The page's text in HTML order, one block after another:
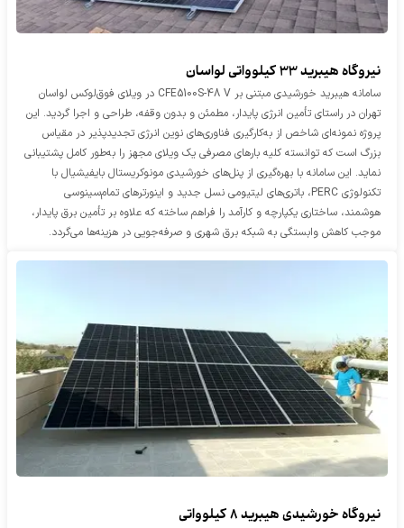
نیروگاه هیبرید 33 کیلوواتی لواسان
سامانه هیبرید خورشیدی مبتنی بر CFE5100S-48 V در ویلای فوق‌لوکس لواسان
تهران در راستای تأمین انرژی پایدار، مطمئن و بدون وقفه، طراحی و اجرا گردید. این
پروژه نمونه‌ای شاخص از به‌کارگیری فناوری‌های نوین انرژی تجدیدپذیر در مقیاس
بزرگ است که توانسته کلیه بارهای مصرفی یک ویلای مجهز را به‌طور کامل پشتیبانی
نماید. این سامانه با بهره‌گیری از پنل‌های خورشیدی مونوکریستال بایفیشیال با
تکنولوژی PERC، باتری‌های لیتیومی نسل جدید و اینورترهای تمام‌سینوسی
هوشمند، ساختاری یکپارچه و کارآمد را فراهم ساخته که علاوه بر تأمین برق پایدار،
موجب کاهش وابستگی به شبکه برق شهری و صرفه‌جویی در هزینه‌ها می‌گردد.
نیروگاه خورشیدی هیبرید 8 کیلوواتی